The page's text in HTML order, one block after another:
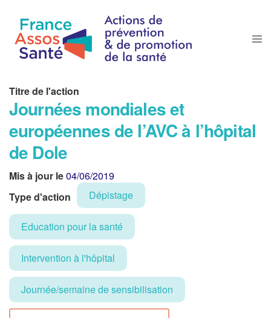
Titre de l'action
Journées mondiales et
européennes de l’AVC à l’hôpital
de Dole
Mis à jour le04/06/2019
Type d'action
Dépistage
Education pour la santé
Intervention à l'hôpital
Journée/semaine de sensibilisation